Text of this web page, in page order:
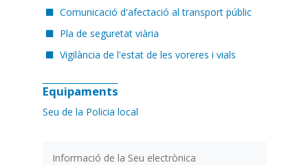
Informació de la Seu electrònica
Comunicació d'afectació al transport públic
Pla de seguretat viària
Vigilància de l'estat de les voreres i vials
Equipaments
Seu de la Policia local